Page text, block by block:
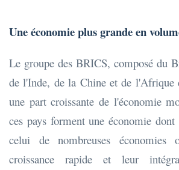
Une économie plus grande en
Le groupe des BRICS, composé du
de l'Inde, de la Chine et de l'Afrique
une part croissante de l'économie
ces pays forment une économie dont
celui de nombreuses économies
croissance rapide et leur